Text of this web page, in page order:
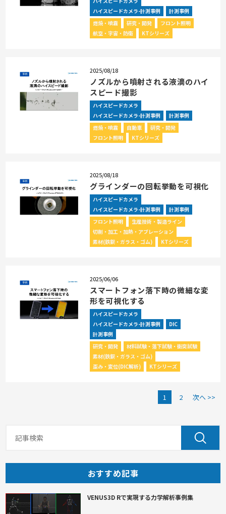
ハイスピードカメラ-計測事例
計測事例
燃焼・噴霧
研究・開発
フロント照明
航空・宇宙・防衛
KTシリーズ
2025/08/18
ノズルから噴射される液滴のハイ
スピード撮影
ハイスピードカメラ
ハイスピードカメラ-計測事例
計測事例
燃焼・噴霧
自動車
研究・開発
フロント照明
KTシリーズ
2025/08/18
グラインダーの回転挙動を可視化
ハイスピードカメラ
ハイスピードカメラ-計測事例
計測事例
フロント照明
生産技術・製造ライン
切削・加工・加熱・アブレーション
素材(鉄鋼・ガラス・ゴム)
KTシリーズ
2025/06/06
スマートフォン落下時の微細な変
形を可視化する
ハイスピードカメラ
ハイスピードカメラ-計測事例
DIC
計測事例
研究・開発
材料試験・落下試験・衝突試験
素材(鉄鋼・ガラス・ゴム)
歪み・変位(DIC解析)
KTシリーズ
1 2 次へ >>
おすすめ記事
VENUS3D Rで実現する力学解析事例集